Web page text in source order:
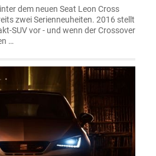
dem neuen Seat Leon Cross
zwei Serienneuheiten. 2016 stellt
SUV vor - und wenn der Crossover
…